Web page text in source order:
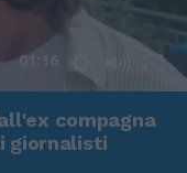
01:16
compagna
giornalisti